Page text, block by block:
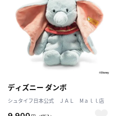
ディズニー ダンボ
シュタイフ日本公式 ＪＡＬ Mａｌｌ店